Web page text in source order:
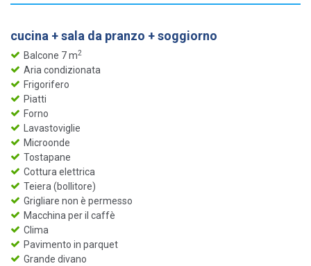
cucina + sala da pranzo + soggiorno
Balcone 7 m2
Aria condizionata
Frigorifero
Piatti
Forno
Lavastoviglie
Microonde
Tostapane
Cottura elettrica
Teiera (bollitore)
Grigliare non è permesso
Macchina per il caffè
Clima
Pavimento in parquet
Grande divano